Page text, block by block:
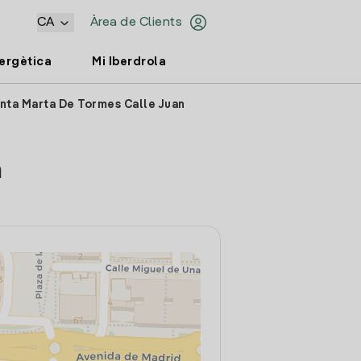
Àrea de Clients
CA
Mi Iberdrola
Marta De Tormes Calle Juan